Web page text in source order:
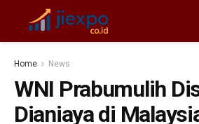
Home News
WNI Prabumulih
Dianiaya di